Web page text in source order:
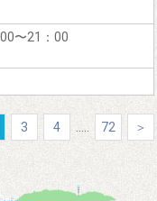
〜21：00
3 4 ..... 72 ＞